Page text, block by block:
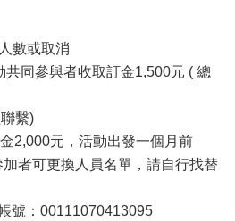
數或取消
共同參與者收取訂金1,500元 ( 總
繫)
2,000元，活動出發一個月前
者可更換人員名單，請自行找替
：00111070413095